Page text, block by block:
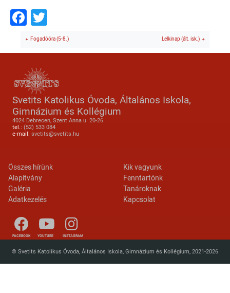
Facebook
Fogadóóra (5-8.) Lelkinap (ált. isk.)
Svetits Katolikus Óvoda, Általános Iskola,
Gimnázium és Kollégium
4024 Debrecen, Szent Anna u. 20-26.
tel.: (52) 533 084
e-mail: svetits@svetits.hu
Lábléc 2
Összes hírünk
Alapítvány
Galéria
Adatkezelés
Footer menu
Kik vagyunk
Fenntartónk
Tanároknak
Kapcsolat
FACEBOOK YOUTUBE INSTAGRAM
© Svetits Katolikus Óvoda, Általános Iskola, Gimnázium és Kollégium, 2021-2026